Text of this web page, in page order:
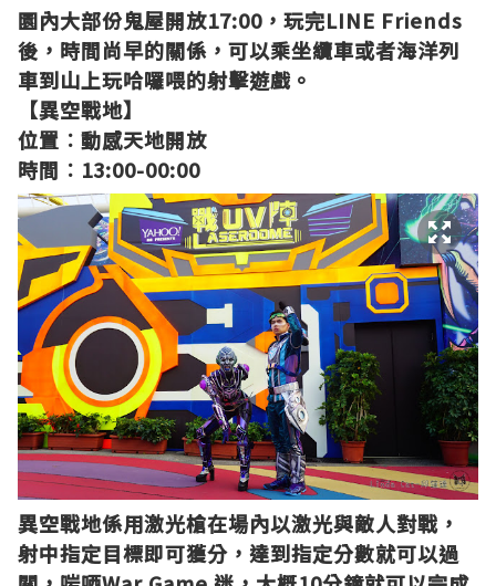
園內大部份鬼屋開放17:00， 玩完LINE Friends
後，時間尚早的關係，可以乘坐纜車或者海洋列
車到山上玩哈囉喂的射擊遊戲 。
【異空戰地】
位置︰動感天地開放
時間︰13:00-00:00
異空戰地係用激光槍在場內以激光與敵人對戰，
射中指定目標即可獲分，達到指定分數就可以過